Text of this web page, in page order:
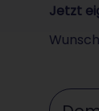
Jetzt